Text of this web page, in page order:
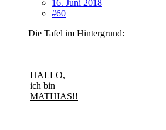
16. Juni 2018
#60
Die Tafel im Hintergrund:
HALLO,
ich bin
MATHIAS!!